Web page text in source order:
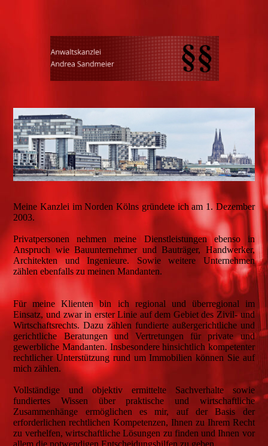
Meine Kanzlei im Norden Kölns gründete ich am 1. Dezember
2003.
Privatpersonen nehmen meine Dienstleistungen ebenso in
Anspruch wie Bauunternehmer und Bauträger, Handwerker,
Architekten und Ingenieure. Sowie weitere Unternehmen
zählen ebenfalls zu meinen Mandanten.
Für meine Klienten bin ich regional und überregional im
Einsatz, und zwar in erster Linie auf dem Gebiet des Zivil- und
Wirtschaftsrechts. Dazu zählen fundierte außergerichtliche und
gerichtliche Beratungen und Vertretungen für private und
gewerbliche Mandanten. Insbesondere hinsichtlich kompetenter
rechtlicher Unterstützung rund um Immobilien können Sie auf
mich zählen.
Vollständige und objektiv ermittelte Sachverhalte sowie
fundiertes Wissen über praktische und wirtschaftliche
Zusammenhänge ermöglichen es mir, auf der Basis der
erforderlichen rechtlichen Kompetenzen, Ihnen zu Ihrem Recht
zu verhelfen, wirtschaftliche Lösungen zu finden und Ihnen vor
allem die notwendigen Entscheidungshilfen zu geben.